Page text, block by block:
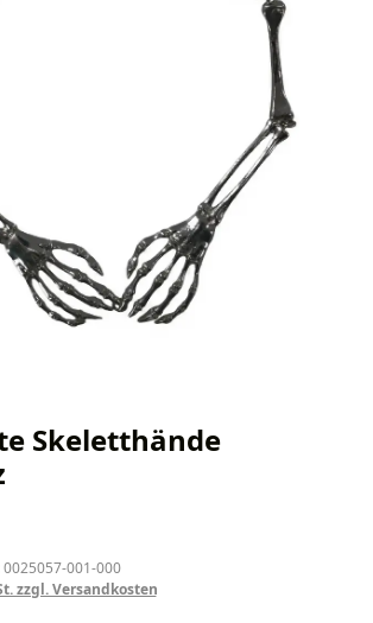
Skeletthände
001-000
zzgl. Versandkosten